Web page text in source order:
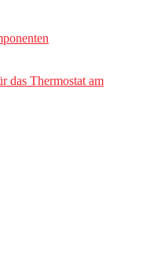
das Thermostat am